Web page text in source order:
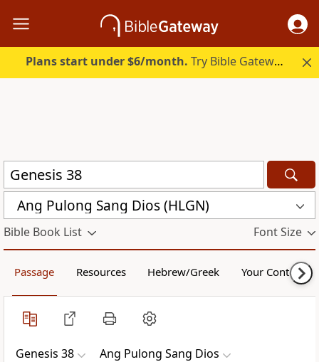
Plans start under $6/month. Try Bible Gateway Plus.
Ang Pulong Sang Dios (HLGN)
Bible Book List Font Size
Passage Resources Hebrew/Greek Your Content
Genesis 38 Ang Pulong Sang Dios